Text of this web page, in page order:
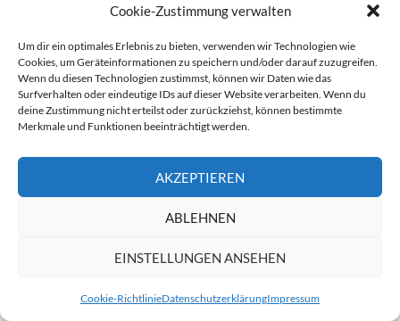
Cookie-Zustimmung verwalten
Um dir ein optimales Erlebnis zu bieten, verwenden wir Technologien wie
Cookies, um Geräteinformationen zu speichern und/oder darauf zuzugreifen.
Wenn du diesen Technologien zustimmst, können wir Daten wie das
Surfverhalten oder eindeutige IDs auf dieser Website verarbeiten. Wenn du
deine Zustimmung nicht erteilst oder zurückziehst, können bestimmte
Merkmale und Funktionen beeinträchtigt werden.
AKZEPTIEREN
ABLEHNEN
EINSTELLUNGEN ANSEHEN
Cookie-RichtlinieDatenschutzerklärungImpressum
DEUTSCHLANDKARTE SCHLÖSSER